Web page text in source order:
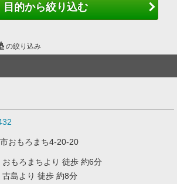
目的から絞り込む
の絞り込み
おもろまち4-20-20
おもろまちより 徒歩 約6分
古島より 徒歩 約8分